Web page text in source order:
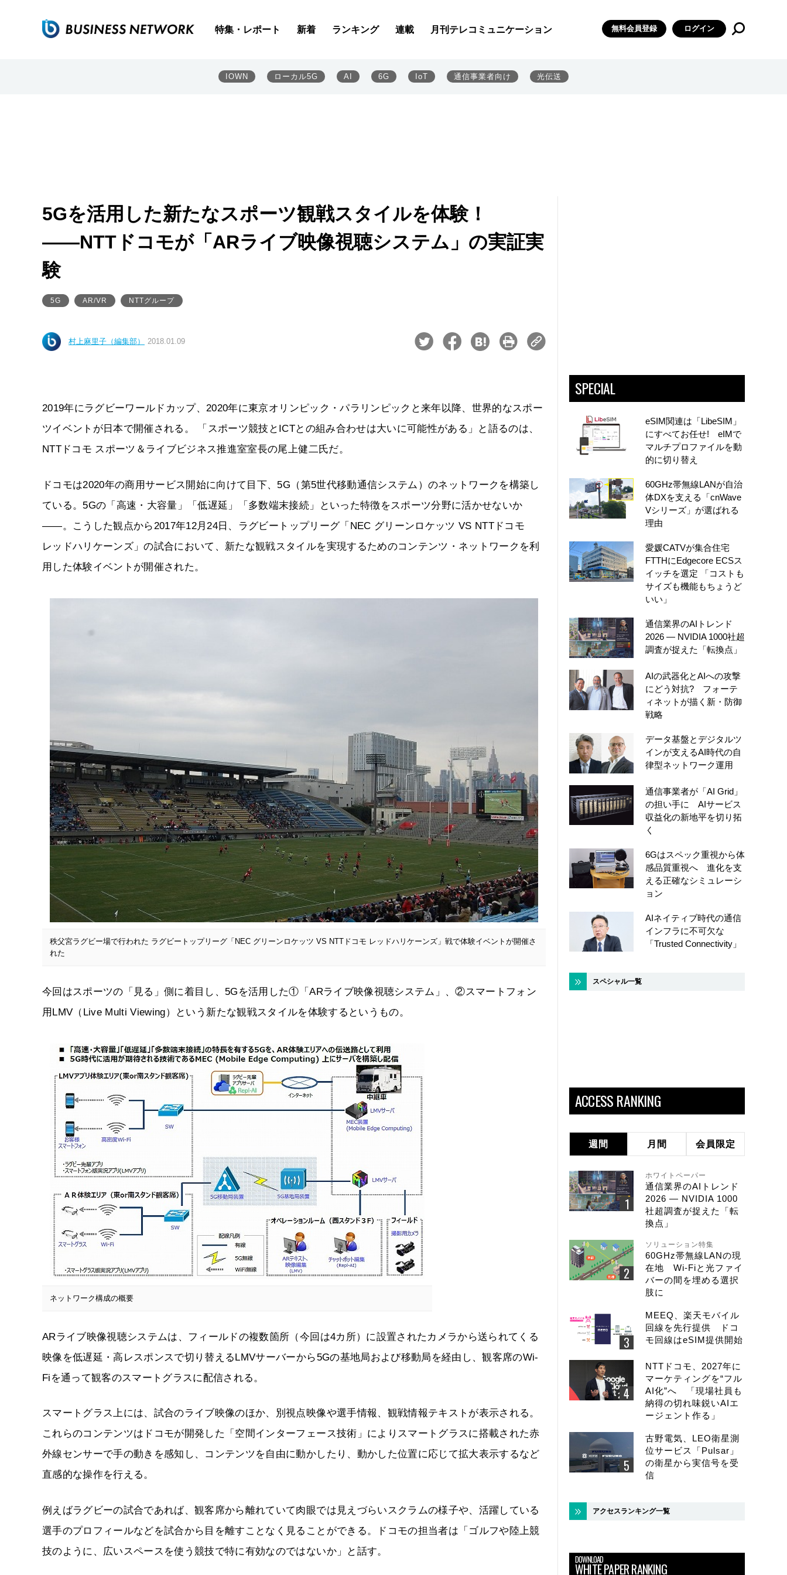
特集・レポート 新着 ランキング 連載 月刊テレコミュニケーション 無料会員登録 ログイン
IOWN ローカル5G AI 6G IoT 通信事業者向け 光伝送
5Gを活用した新たなスポーツ観戦スタイルを体験！
――NTTドコモが「ARライブ映像視聴システム」の実証実
験
5G AR/VR NTTグループ
村上麻里子（編集部） 2018.01.09
2019年にラグビーワールドカップ、2020年に東京オリンピック・パラリンピックと来年以降、世界的なスポー
ツイベントが日本で開催される。 「スポーツ競技とICTとの組み合わせは大いに可能性がある」と語るのは、
NTTドコモ スポーツ＆ライブビジネス推進室室長の尾上健二氏だ。
ドコモは2020年の商用サービス開始に向けて目下、5G（第5世代移動通信システム）のネットワークを構築し
ている。5Gの「高速・大容量」「低遅延」「多数端末接続」といった特徴をスポーツ分野に活かせないか
――。こうした観点から2017年12月24日、ラグビートップリーグ「NEC グリーンロケッツ VS NTTドコモ
レッドハリケーンズ」の試合において、新たな観戦スタイルを実現するためのコンテンツ・ネットワークを利
用した体験イベントが開催された。
秩父宮ラグビー場で行われた ラグビートップリーグ「NEC グリーンロケッツ VS NTTドコモ レッドハリケーンズ」戦で体験イベントが開催さ
れた
今回はスポーツの「見る」側に着目し、5Gを活用した①「ARライブ映像視聴システム」、②スマートフォン
用LMV（Live Multi Viewing）という新たな観戦スタイルを体験するというもの。
ネットワーク構成の概要
ARライブ映像視聴システムは、フィールドの複数箇所（今回は4カ所）に設置されたカメラから送られてくる
映像を低遅延・高レスポンスで切り替えるLMVサーバーから5Gの基地局および移動局を経由し、観客席のWi-
Fiを通って観客のスマートグラスに配信される。
スマートグラス上には、試合のライブ映像のほか、別視点映像や選手情報、観戦情報テキストが表示される。
これらのコンテンツはドコモが開発した「空間インターフェース技術」によりスマートグラスに搭載された赤
外線センサーで手の動きを感知し、コンテンツを自由に動かしたり、動かした位置に応じて拡大表示するなど
直感的な操作を行える。
例えばラグビーの試合であれば、観客席から離れていて肉眼では見えづらいスクラムの様子や、活躍している
選手のプロフィールなどを試合から目を離すことなく見ることができる。ドコモの担当者は「ゴルフや陸上競
技のように、広いスペースを使う競技で特に有効なのではないか」と話す。
SPECIAL
eSIM関連は「LibeSIM」
にすべてお任せ! eIMで
マルチプロファイルを動
的に切り替え
60GHz帯無線LANが自治
体DXを支える「cnWave
Vシリーズ」が選ばれる
理由
愛媛CATVが集合住宅
FTTHにEdgecore ECSス
イッチを選定 「コストも
サイズも機能もちょうど
いい」
通信業界のAIトレンド
2026 ― NVIDIA 1000社超
調査が捉えた「転換点」
AIの武器化とAIへの攻撃
にどう対抗? フォーテ
ィネットが描く新・防御
戦略
データ基盤とデジタルツ
インが支えるAI時代の自
律型ネットワーク運用
通信事業者が「AI Grid」
の担い手に AIサービス
収益化の新地平を切り拓
く
6Gはスペック重視から体
感品質重視へ 進化を支
える正確なシミュレーシ
ョン
AIネイティブ時代の通信
インフラに不可欠な
「Trusted Connectivity」
スペシャル一覧
ACCESS RANKING
週間 月間 会員限定
ホワイトペーパー
通信業界のAIトレンド
2026 ― NVIDIA 1000
社超調査が捉えた「転
換点」
ソリューション特集
60GHz帯無線LANの現
在地 Wi-Fiと光ファイ
バーの間を埋める選択
肢に
MEEQ、楽天モバイル
回線を先行提供 ドコ
モ回線はeSIM提供開始
NTTドコモ、2027年に
マーケティングを“フル
AI化”へ 「現場社員も
納得の切れ味鋭いAIエ
ージェント作る」
古野電気、LEO衛星測
位サービス「Pulsar」
の衛星から実信号を受
信
アクセスランキング一覧
DOWNLOAD
WHITE PAPER RANKING